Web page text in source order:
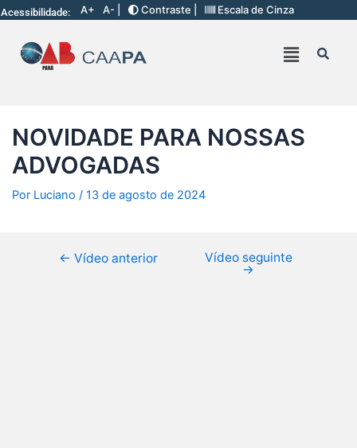
Acessibilidade: A+ A- | Contraste | Escala de Cinza
NOVIDADE PARA NOSSAS
ADVOGADAS
Por Luciano / 13 de agosto de 2024
← Vídeo anterior Vídeo seguinte
→